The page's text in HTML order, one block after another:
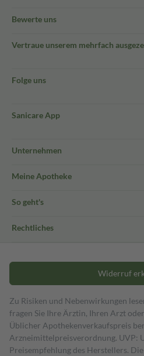
Bewerte uns
Vertraue unserem mehrfach
Folge uns
Sanicare App
Unternehmen
Meine Apotheke
So geht's
Rechtliches
Widerruf
Zu Risiken und Nebenwirkungen
fragen Sie Ihre Ärztin, Ihren Arzt
Üblicher Apothekenverkaufspreis
Arzneimittelpreisverordnung. UVP:
Preisempfehlung des Herstellers.